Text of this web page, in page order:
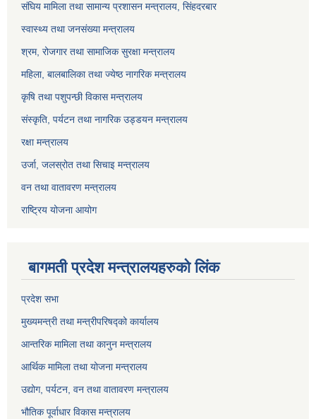
संघिय मामिला तथा सामान्य प्रशासन मन्त्रालय, सिंहदरबार
स्वास्थ्य तथा जनसंख्या मन्त्रालय
श्रम, रोजगार तथा सामाजिक सुरक्षा मन्त्रालय
महिला, बालबालिका तथा ज्येष्ठ नागरिक मन्त्रालय
कृषि तथा पशुपन्छी विकास मन्त्रालय
संस्कृति, पर्यटन तथा नागरिक उड्डयन मन्त्रालय
रक्षा मन्त्रालय
उर्जा, जलस्रोत तथा सिचाइ मन्त्रालय
वन तथा वातावरण मन्त्रालय
राष्ट्रिय योजना आयोग
बागमती प्रदेश मन्त्रालयहरुको लिंक
प्रदेश सभा
मुख्यमन्त्री तथा मन्त्रीपरिषद्को कार्यालय
आन्तरिक मामिला तथा कानुन मन्त्रालय
आर्थिक मामिला तथा योजना मन्त्रालय
उद्योग, पर्यटन, वन तथा वातावरण मन्त्रालय
भौतिक पूर्वाधार विकास मन्त्रालय